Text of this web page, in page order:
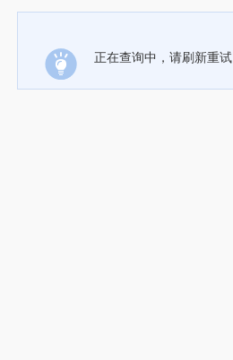
正在查询中，请刷新重试